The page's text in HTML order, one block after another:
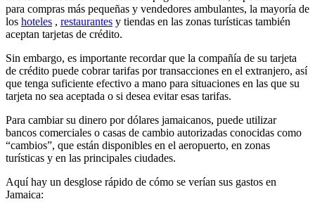
para compras más pequeñas y vendedores ambulantes, la mayoría de
los hoteles , restaurantes y tiendas en las zonas turísticas también
aceptan tarjetas de crédito.
Sin embargo, es importante recordar que la compañía de su tarjeta
de crédito puede cobrar tarifas por transacciones en el extranjero, así
que tenga suficiente efectivo a mano para situaciones en las que su
tarjeta no sea aceptada o si desea evitar esas tarifas.
Para cambiar su dinero por dólares jamaicanos, puede utilizar
bancos comerciales o casas de cambio autorizadas conocidas como
“cambios”, que están disponibles en el aeropuerto, en zonas
turísticas y en las principales ciudades.
Aquí hay un desglose rápido de cómo se verían sus gastos en
Jamaica: